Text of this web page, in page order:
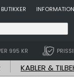
BUTIKKER INFORMATION
995 KR
KABLER &